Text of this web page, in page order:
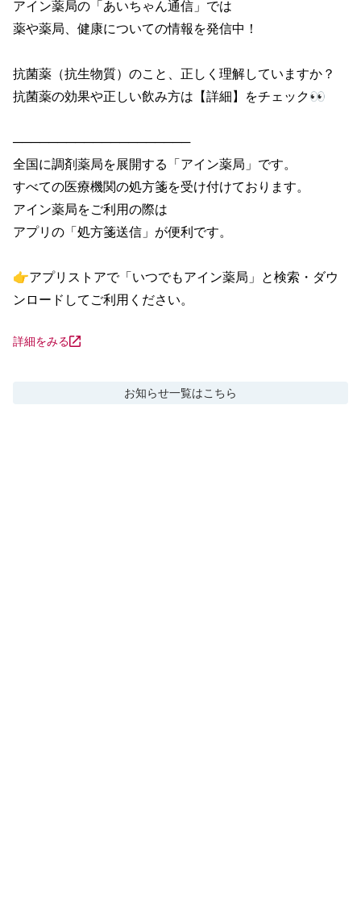
アイン薬局の「あいちゃん通信」では
薬や薬局、健康についての情報を発信中！
抗菌薬（抗生物質）のこと、正しく理解していますか？
抗菌薬の効果や正しい飲み方は【詳細】をチェック👀
────────────────────
全国に調剤薬局を展開する「アイン薬局」です。
すべての医療機関の処方箋を受け付けております。
アイン薬局をご利用の際は
アプリの「処方箋送信」が便利です。
👉アプリストアで「いつでもアイン薬局」と検索・ダウ
ンロードしてご利用ください。
詳細をみる
お知らせ一覧はこちら